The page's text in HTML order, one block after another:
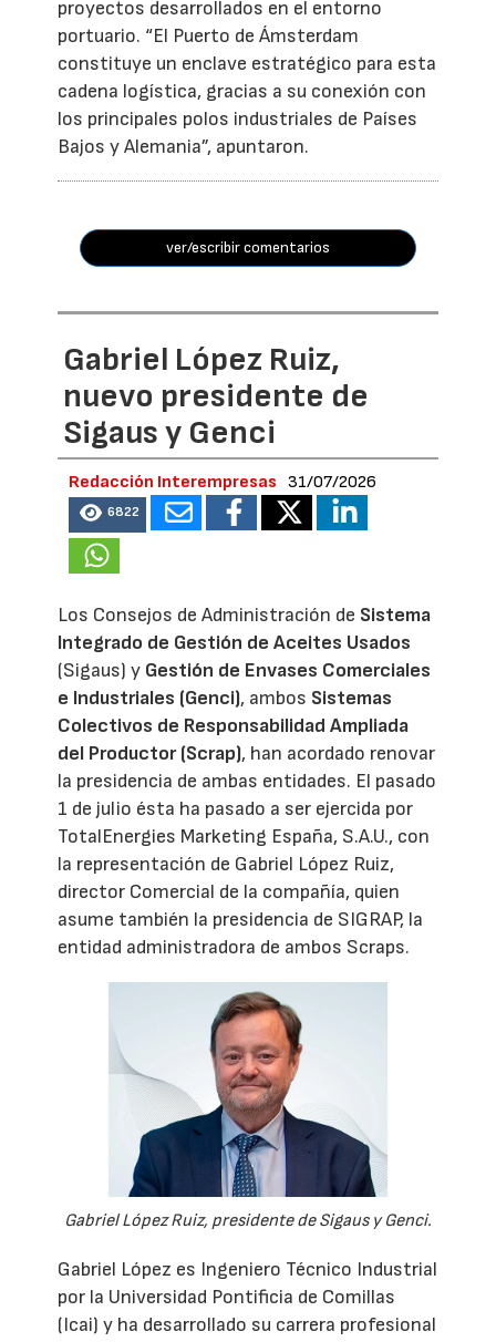
proyectos desarrollados en el entorno
portuario. “El Puerto de Ámsterdam
constituye un enclave estratégico para esta
cadena logística, gracias a su conexión con
los principales polos industriales de Países
Bajos y Alemania”, apuntaron.
ver/escribir comentarios
Gabriel López Ruiz,
nuevo presidente de
Sigaus y Genci
Redacción Interempresas 31/07/2026
6822
Los Consejos de Administración de Sistema
Integrado de Gestión de Aceites Usados
(Sigaus) y Gestión de Envases Comerciales
e Industriales (Genci), ambos Sistemas
Colectivos de Responsabilidad Ampliada
del Productor (Scrap), han acordado renovar
la presidencia de ambas entidades. El pasado
1 de julio ésta ha pasado a ser ejercida por
TotalEnergies Marketing España, S.A.U., con
la representación de Gabriel López Ruiz,
director Comercial de la compañía, quien
asume también la presidencia de SIGRAP, la
entidad administradora de ambos Scraps.
Gabriel López Ruiz, presidente de Sigaus y Genci.
Gabriel López es Ingeniero Técnico Industrial
por la Universidad Pontificia de Comillas
(Icai) y ha desarrollado su carrera profesional